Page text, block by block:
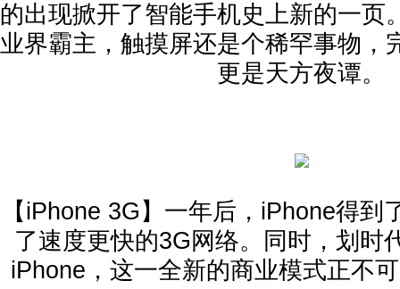
的出现掀开了智能手机史上新的一页
业界霸主，触摸屏还是个稀罕事物，
更是天方夜谭。
【iPhone 3G】一年后，iPhone得到
了速度更快的3G网络。同时，划时
iPhone，这一全新的商业模式正不